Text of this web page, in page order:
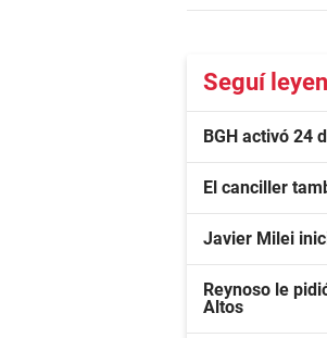
Seguí
BGH activó 24
El canciller
Javier Milei
Reynoso le
Altos